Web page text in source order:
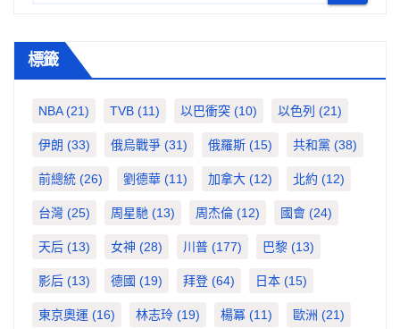
標籤
NBA(21) TVB (11) 以巴衝突 (10) 以色列 (21)
伊朗 (33) 俄烏戰爭 (31) 俄羅斯 (15) 共和黨 (38)
前總統 (26) 劉德華 (11) 加拿大 (12) 北約 (12)
台灣 (25) 周星馳 (13) 周杰倫 (12) 國會 (24)
天后 (13) 女神 (28) 川普 (177) 巴黎 (13)
影后 (13) 德國 (19) 拜登 (64) 日本 (15)
東京奧運 (16) 林志玲 (19) 楊冪 (11) 歐洲 (21)